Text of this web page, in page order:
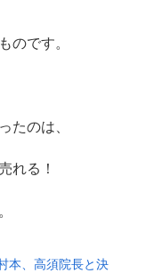
のです。
たのは、
れる！
本、高須院長と決